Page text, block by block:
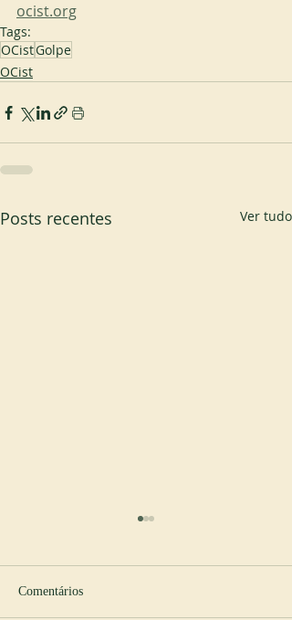
ocist.org
Tags:
OCistGolpe
OCist
Posts recentes Ver tudo
Comentários